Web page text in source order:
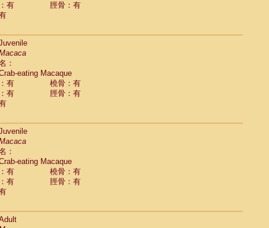
有
脛骨：有
：
eating Macaque
有
橈骨：有
有
脛骨：有
：
eating Macaque
有
橈骨：有
有
脛骨：有